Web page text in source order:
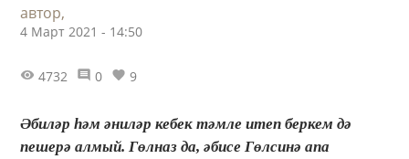
автор,
4 Март 2021 - 14:50
4732 0 9
Әбиләр һәм әниләр кебек тәмле итеп беркем дә
пешерә алмый. Гөлназ да, әбисе Гөлсинә апа